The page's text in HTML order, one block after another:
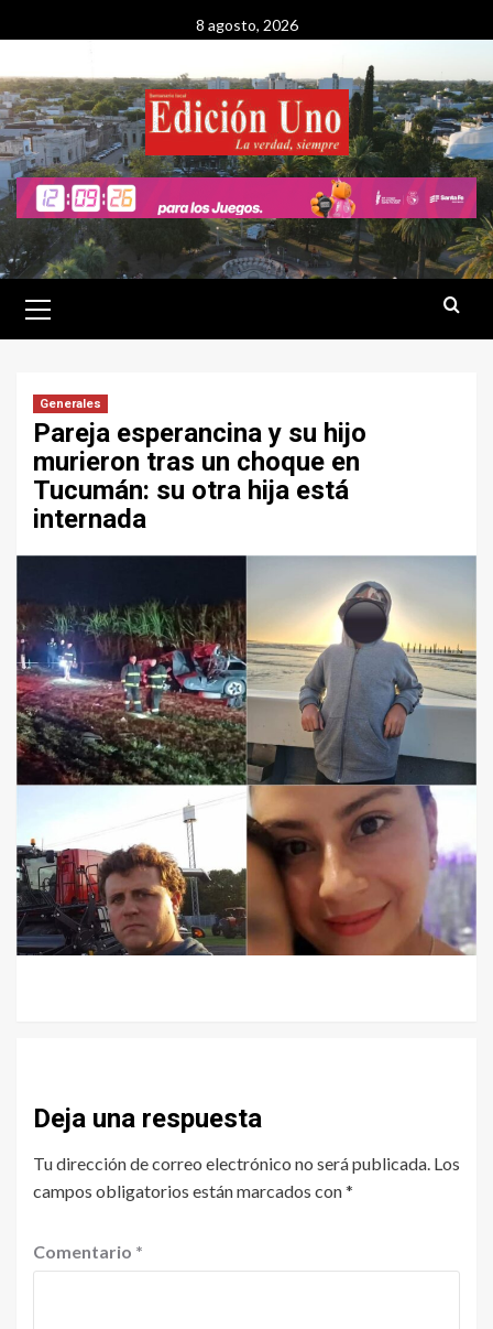
al
8 agosto, 2026
primario
Generales
Pareja esperancina y su hijo
murieron tras un choque en
Tucumán: su otra hija está
internada
Deja una respuesta
Tu dirección de correo electrónico no será publicada. Los
campos obligatorios están marcados con*
Comentario *